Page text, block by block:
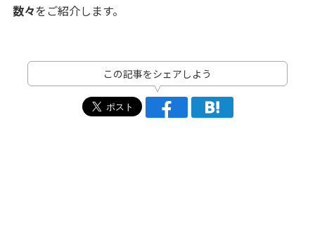
数々をご紹介します。
この記事をシェアしよう